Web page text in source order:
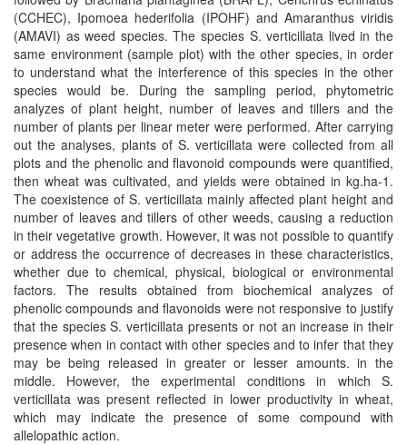
(CCHEC), Ipomoea hederifolia (IPOHF) and Amaranthus viridis
(AMAVI) as weed species. The species S. verticillata lived in the
same environment (sample plot) with the other species, in order
to understand what the interference of this species in the other
species would be. During the sampling period, phytometric
analyzes of plant height, number of leaves and tillers and the
number of plants per linear meter were performed. After carrying
out the analyses, plants of S. verticillata were collected from all
plots and the phenolic and flavonoid compounds were quantified,
then wheat was cultivated, and yields were obtained in kg.ha-1.
The coexistence of S. verticillata mainly affected plant height and
number of leaves and tillers of other weeds, causing a reduction
in their vegetative growth. However, it was not possible to quantify
or address the occurrence of decreases in these characteristics,
whether due to chemical, physical, biological or environmental
factors. The results obtained from biochemical analyzes of
phenolic compounds and flavonoids were not responsive to justify
that the species S. verticillata presents or not an increase in their
presence when in contact with other species and to infer that they
may be being released in greater or lesser amounts. in the
middle. However, the experimental conditions in which S.
verticillata was present reflected in lower productivity in wheat,
which may indicate the presence of some compound with
allelopathic action.